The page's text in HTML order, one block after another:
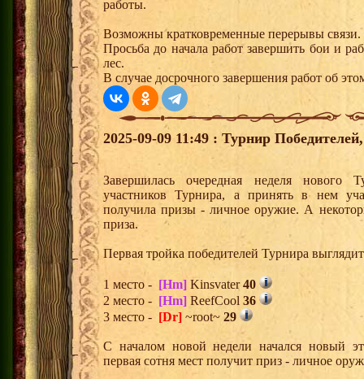
работы.
Возможны кратковременные перерывы связи.
Просьба до начала работ завершить бои и
лес.
В случае досрочного завершения работ об
2025-09-09 11:49 : Турнир
Завершилась очередная неделя нового
участников Турнира, а принять в нем
получила призы - личное оружие. А
приза.
Первая тройка победителей Турнира
1 место - [Hm] Kinsvater40
2 место - [Hm] ReefCool 36
3 место - [Dr] ~root~ 29
С началом новой недели начался новый
первая сотня мест получит приз - личное